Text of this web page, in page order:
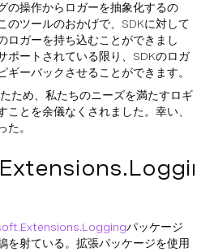
の操作からロガーを抽象化するの
のツールのおかげで、SDKに対して
ロガーを持ち込むことができまし
ポートされている限り、SDKのロガ
ギーバックさせることができます。
ため、私たちのニーズを満たすロギ
ことを余儀なくされました。幸い、
た。
パッケージ
を射ている。拡張パッケージを使用